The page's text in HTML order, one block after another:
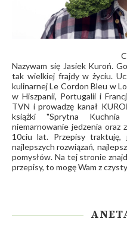
Nazywam się Jasiek Kuroń.
tak wielkiej frajdy w życiu.
kulinarnej Le Cordon Bleu w
w Hiszpanii, Portugalii i
TVN i prowadzę kanał
książki "Sprytna
niemarnowanie jedzenia
10ciu lat. Przepisy traktuję,
najlepszych rozwiązań,
pomysłów. Na tej stronie
przepisy, to mogę Wam z